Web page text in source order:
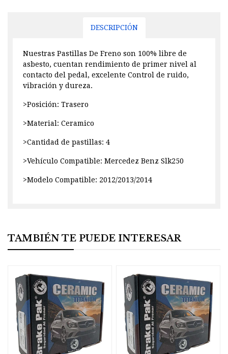
DESCRIPCIÓN
Nuestras Pastillas De Freno son 100% libre de
asbesto, cuentan rendimiento de primer nivel al
contacto del pedal, excelente Control de ruido,
vibración y dureza.
>Posición: Trasero
>Material: Ceramico
>Cantidad de pastillas: 4
>Vehículo Compatible: Mercedez Benz Slk250
>Modelo Compatible: 2012/2013/2014
TAMBIÉN TE PUEDE INTERESAR